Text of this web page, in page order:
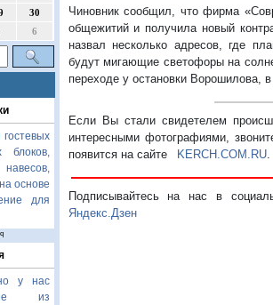
30
6
блоков,
основе
для
у нас
из
Чиновник сообщил, что фирма
общежитий и получила новый
назвал несколько адресов, где
будут мигающие светофоры на
переходе у остановки Ворошилова,
Если Вы стали свидетелем
интересными фотографиями,
появится на сайте KERCH.COM.RU.
Подписывайтесь на нас в
Яндекс.Дзен